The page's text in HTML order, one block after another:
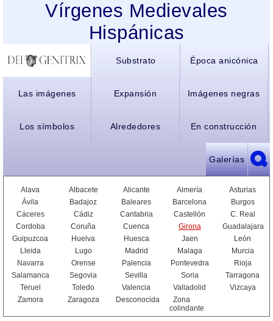
Vírgenes Medievales
Hispánicas
Substrato Época anicónica
Las imágenes Expansión Imágenes negras
Los símbolos Alrededores En construcción
Galerías
Alava Albacete Alicante Almería
Asturias
Ávila
Badajoz Baleares Barcelona
Burgos
Cáceres
Cádiz Cantabria Castellón
C. Real
Cordoba
Coruña Cuenca Girona
Guadalajara
Guipuzcoa
Huelva Huesca Jaen
León
Lleida
Lugo Madrid Malaga
Murcia
Navarra
Orense Palencia Pontevedra
Rioja
Salamanca
Segovia Sevilla Soria
Tarragona
Teruel
Toledo Valencia Valladolid
Vizcaya
Zamora
Zaragoza Desconocida
Zona
colindante